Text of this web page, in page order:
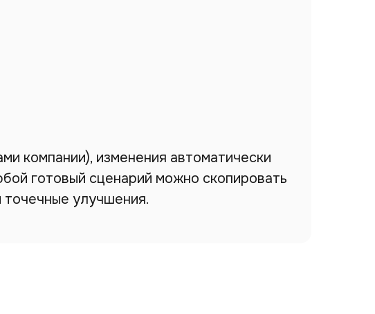
компании), изменения автоматически
готовый сценарий можно скопировать
точечные улучшения.